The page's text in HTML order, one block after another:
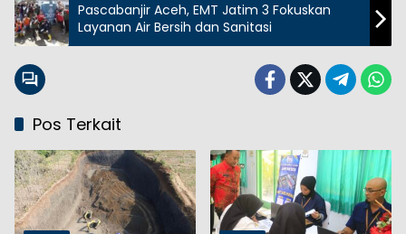
Pascabanjir Aceh, EMT Jatim 3 Fokuskan
Layanan Air Bersih dan Sanitasi
Pos Terkait